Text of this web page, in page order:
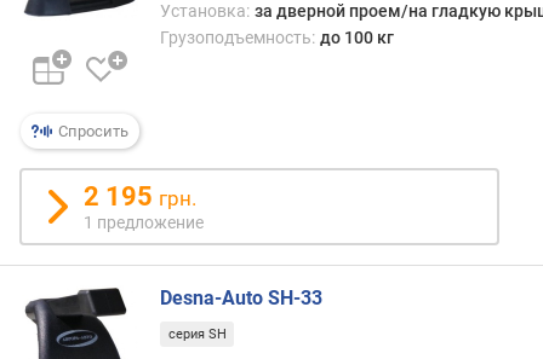
к
о
-
в
о
п
а
р
ы
ж
Спросить
Установка: за дверной проем/на гладкую
Грузоподъемность: до 100 кг
2 195 грн.
1 предложение
Desna-Auto SH-33
серия SH